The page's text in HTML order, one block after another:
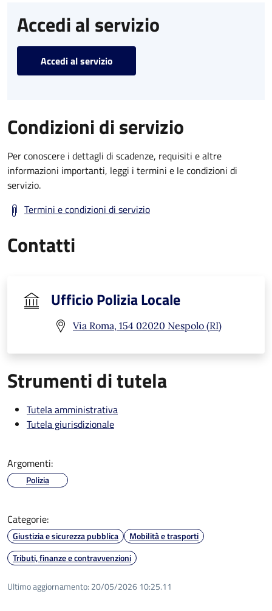
Accedi al servizio
Accedi al servizio
Condizioni di servizio
Per conoscere i dettagli di scadenze, requisiti e altre
informazioni importanti, leggi i termini e le condizioni di
servizio.
Termini e condizioni di servizio
Contatti
Ufficio Polizia Locale
Via Roma, 154 02020 Nespolo (RI)
Strumenti di tutela
Tutela amministrativa
Tutela giurisdizionale
Argomenti:
Polizia
Categorie:
Giustizia e sicurezza pubblica
Mobilità e trasporti
Tributi, finanze e contravvenzioni
Ultimo aggiornamento: 20/05/2026 10:25.11